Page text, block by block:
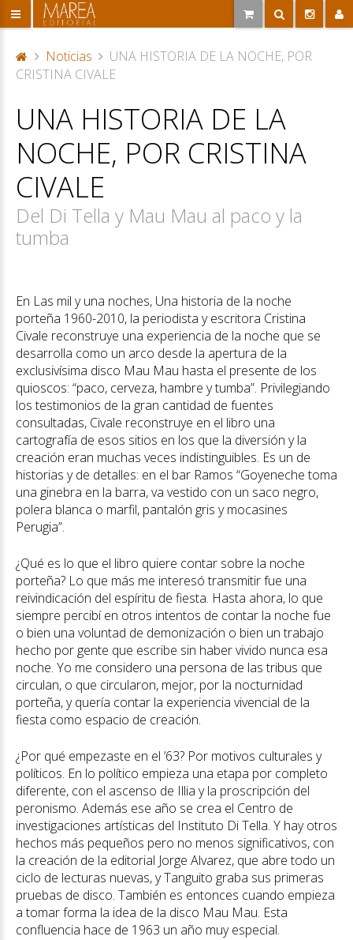
P
ta
d
a
Noticias
UNA HISTORIA DE LA NOCHE, POR
CRISTINA CIVALE
UNA HISTORIA DE LA
NOCHE, POR CRISTINA
CIVALE
Del Di Tella y Mau Mau al paco y la
tumba
En Las mil y una noches, Una historia de la noche
porteña 1960-2010, la periodista y escritora Cristina
Civale reconstruye una experiencia de la noche que se
desarrolla como un arco desde la apertura de la
exclusivísima disco Mau Mau hasta el presente de los
quioscos: “paco, cerveza, hambre y tumba”. Privilegiando
los testimonios de la gran cantidad de fuentes
consultadas, Civale reconstruye en el libro una
cartografía de esos sitios en los que la diversión y la
creación eran muchas veces indistinguibles. Es un de
historias y de detalles: en el bar Ramos “Goyeneche toma
una ginebra en la barra, va vestido con un saco negro,
polera blanca o marfil, pantalón gris y mocasines
Perugia”.
¿Qué es lo que el libro quiere contar sobre la noche
porteña? Lo que más me interesó transmitir fue una
reivindicación del espíritu de fiesta. Hasta ahora, lo que
siempre percibí en otros intentos de contar la noche fue
o bien una voluntad de demonización o bien un trabajo
hecho por gente que escribe sin haber vivido nunca esa
noche. Yo me considero una persona de las tribus que
circulan, o que circularon, mejor, por la nocturnidad
porteña, y quería contar la experiencia vivencial de la
fiesta como espacio de creación.
¿Por qué empezaste en el ’63? Por motivos culturales y
políticos. En lo político empieza una etapa por completo
diferente, con el ascenso de Illia y la proscripción del
peronismo. Además ese año se crea el Centro de
investigaciones artísticas del Instituto Di Tella. Y hay otros
hechos más pequeños pero no menos significativos, con
la creación de la editorial Jorge Alvarez, que abre todo un
ciclo de lecturas nuevas, y Tanguito graba sus primeras
pruebas de disco. También es entonces cuando empieza
a tomar forma la idea de la disco Mau Mau. Esta
confluencia hace de 1963 un año muy especial.